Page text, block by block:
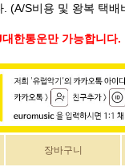
. (A/S비용 및 왕복 택배
한통운만 가능합니다.
장바구니